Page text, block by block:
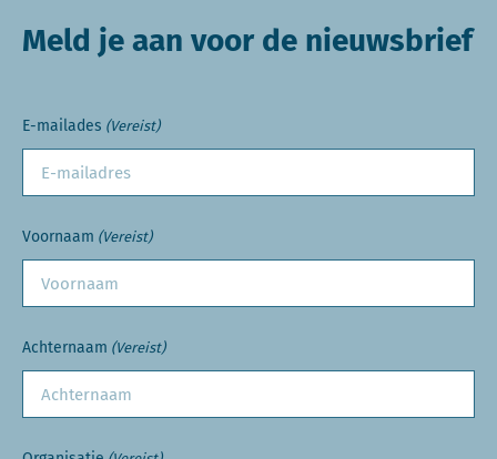
Meld je aan voor de nieuwsbrief
E-mailades (Vereist)
Voornaam (Vereist)
Achternaam (Vereist)